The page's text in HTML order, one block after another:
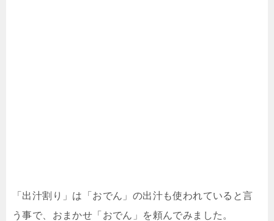
「出汁割り」は「おでん」の出汁も使われていると言
う事で、おまかせ「おでん」を頼んでみました。